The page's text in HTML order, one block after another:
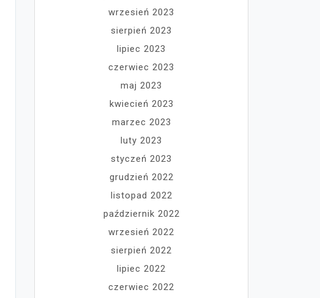
wrzesień 2023
sierpień 2023
lipiec 2023
czerwiec 2023
maj 2023
kwiecień 2023
marzec 2023
luty 2023
styczeń 2023
grudzień 2022
listopad 2022
październik 2022
wrzesień 2022
sierpień 2022
lipiec 2022
czerwiec 2022